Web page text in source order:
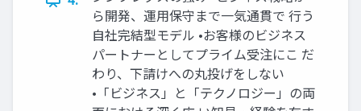
ら開発、運用保守まで一気通貫で 行う
自社完結型モデル •お客様のビジネス
パートナーとしてプライム受注にこ だ
わり、下請けへの丸投げをしない
•「ビジネス」と「テクノロジー」の両